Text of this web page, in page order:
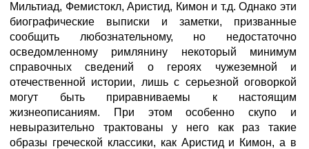
Мильтиад, Фемистокл, Аристид, Кимон и т.д. Однако эти
биографические выписки и заметки, призванные
сообщить любознательному, но недостаточно
осведомленному римлянину некоторый минимум
справочных сведений о героях чужеземной и
отечественной истории, лишь с серьезной оговоркой
могут быть приравниваемы к настоящим
жизнеописаниям. При этом особенно скупо и
невыразительно трактованы у него как раз такие
образы греческой классики, как Аристид и Кимон, а в